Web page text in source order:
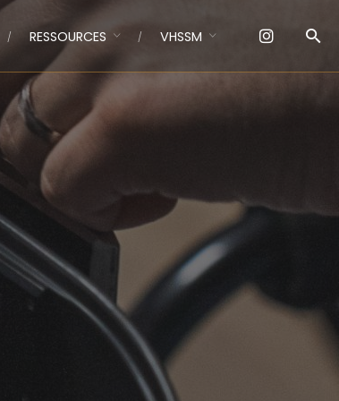
RESSOURCES VHSSM